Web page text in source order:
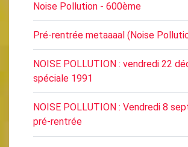
Noise Pollution - 600ème
Pré-rentrée metaaaal (Noise
NOISE POLLUTION : vendredi 22
spéciale 1991
NOISE POLLUTION : Vendredi 8
pré-rentrée